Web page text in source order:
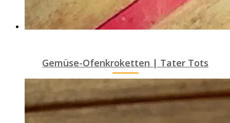
Gemüse-Ofenkroketten | Tater Tots
ANEMPTYTEXTLLINE